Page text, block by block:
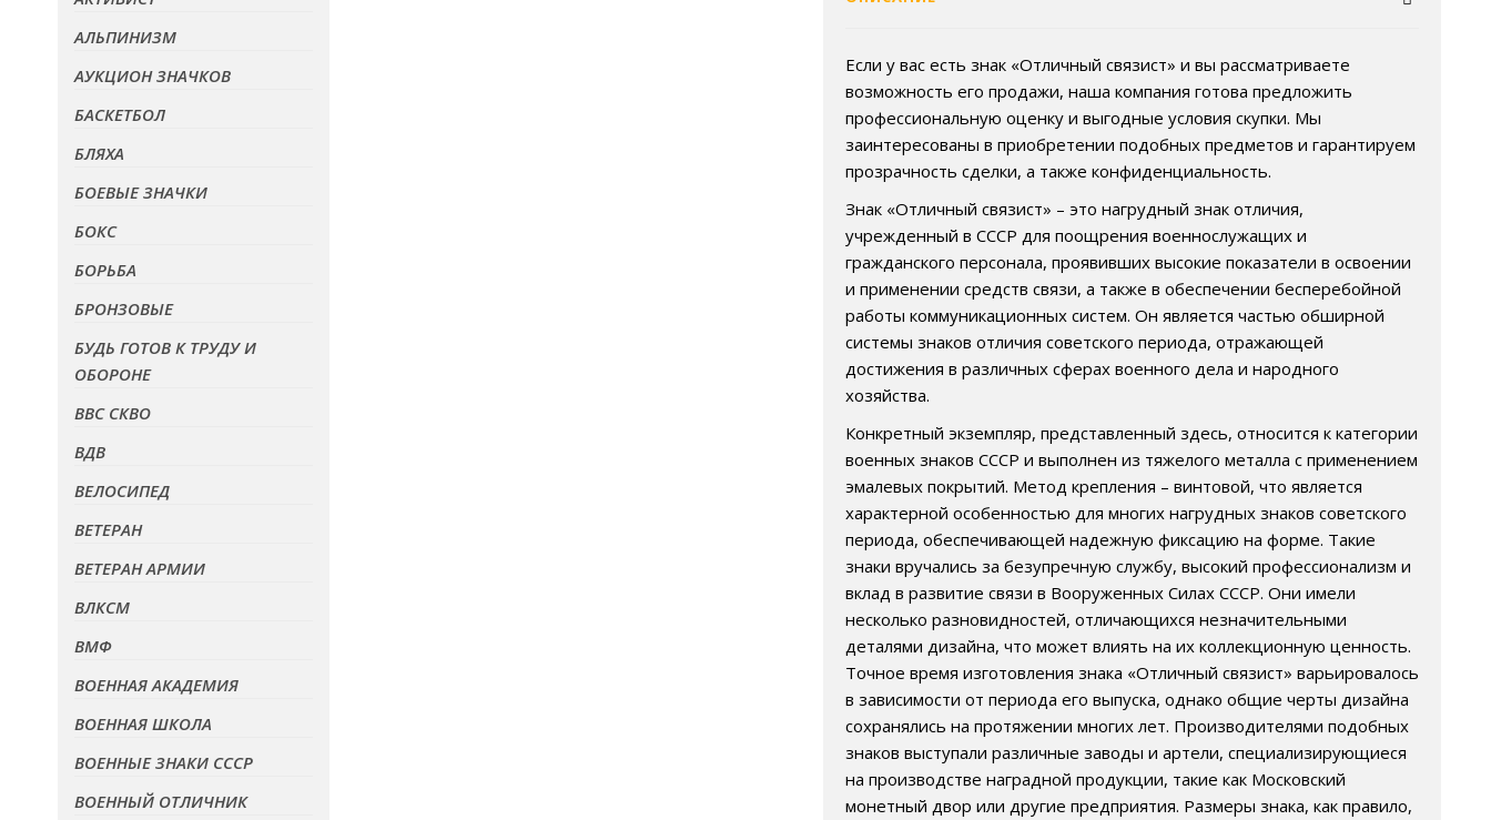
Если у вас есть знак «Отличный связист» и вы рассматриваете
возможность его продажи, наша компания готова предложить
профессиональную оценку и выгодные условия скупки. Мы
заинтересованы в приобретении подобных предметов и гарантируем
прозрачность сделки, а также конфиденциальность.
Знак «Отличный связист» – это нагрудный знак отличия,
учрежденный в СССР для поощрения военнослужащих и
гражданского персонала, проявивших высокие показатели в освоении
и применении средств связи, а также в обеспечении бесперебойной
работы коммуникационных систем. Он является частью обширной
системы знаков отличия советского периода, отражающей
достижения в различных сферах военного дела и народного
хозяйства.
Конкретный экземпляр, представленный здесь, относится к категории
военных знаков СССР и выполнен из тяжелого металла с применением
эмалевых покрытий. Метод крепления – винтовой, что является
характерной особенностью для многих нагрудных знаков советского
периода, обеспечивающей надежную фиксацию на форме. Такие
знаки вручались за безупречную службу, высокий профессионализм и
вклад в развитие связи в Вооруженных Силах СССР. Они имели
несколько разновидностей, отличающихся незначительными
деталями дизайна, что может влиять на их коллекционную ценность.
Точное время изготовления знака «Отличный связист» варьировалось
в зависимости от периода его выпуска, однако общие черты дизайна
сохранялись на протяжении многих лет. Производителями подобных
знаков выступали различные заводы и артели, специализирующиеся
на производстве наградной продукции, такие как Московский
монетный двор или другие предприятия. Размеры знака, как правило,
АЛЬПИНИЗМ
АУКЦИОН ЗНАЧКОВ
БАСКЕТБОЛ
БЛЯХА
БОЕВЫЕ ЗНАЧКИ
БОКС
БОРЬБА
БРОНЗОВЫЕ
БУДЬ ГОТОВ К ТРУДУ И
ОБОРОНЕ
ВВС СКВО
ВДВ
ВЕЛОСИПЕД
ВЕТЕРАН
ВЕТЕРАН АРМИИ
ВЛКСМ
ВМФ
ВОЕННАЯ АКАДЕМИЯ
ВОЕННАЯ ШКОЛА
ВОЕННЫЕ ЗНАКИ СССР
ВОЕННЫЙ ОТЛИЧНИК